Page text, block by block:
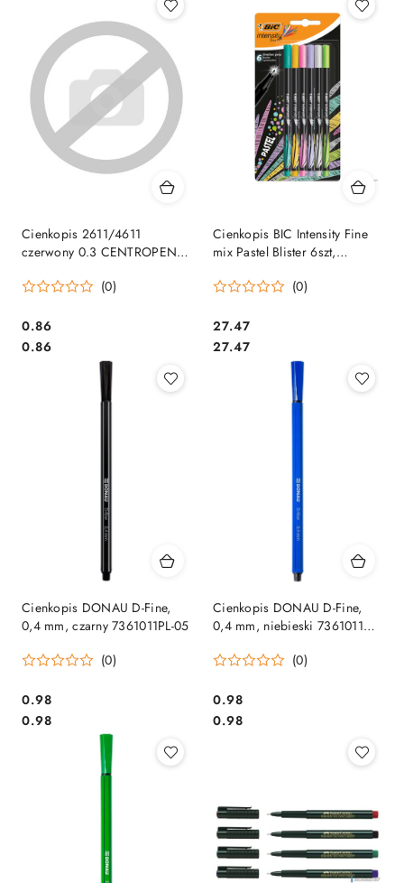
Cienkopis 2611/4611
czerwony 0.3 CENTROPEN
(0)
Cena:
0.86
Cena:
0.86
Cienkopis BIC Intensity Fine
mix Pastel Blister 6szt,
(0)
Cena:
27.47
Cena:
27.47
Cienkopis DONAU D-Fine,
0,4 mm, czarny 7361011PL-05
(0)
Cena:
0.98
Cena:
0.98
Cienkopis DONAU D-Fine,
0,4 mm, niebieski 7361011PL-
(0)
Cena:
0.98
Cena:
0.98